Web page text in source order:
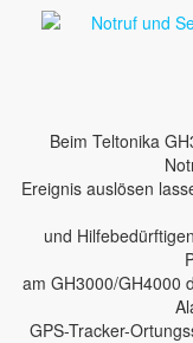
Beim Teltonika
Ereignis auslösen
und
am GH3000/GH4000
GPS-Tracker-